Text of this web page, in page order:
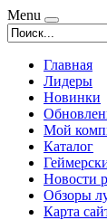
Menu
Главная
Лидеры
Новинки
Мой
Каталог
Новости
Обзоры
Карта